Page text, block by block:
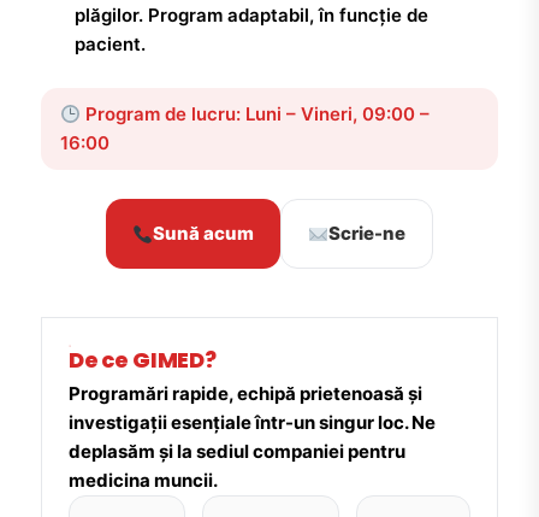
plăgilor. Program adaptabil, în funcție de
pacient.
Program de lucru: Luni – Vineri, 09:00 –
16:00
Sună acum Scrie-ne
De ce GIMED?
Programări rapide, echipă prietenoasă și
investigații esențiale într-un singur loc. Ne
deplasăm și la sediul companiei pentru
medicina muncii.